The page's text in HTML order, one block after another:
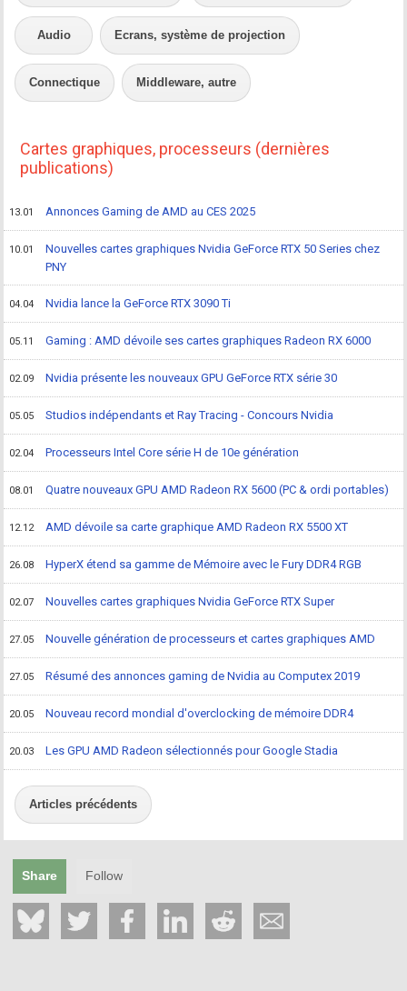
Audio Ecrans, système de projection
Connectique Middleware, autre
Cartes graphiques, processeurs (dernières
publications)
13.01 Annonces Gaming de AMD au CES 2025
10.01
Nouvelles cartes graphiques Nvidia GeForce RTX 50 Series chez
PNY
04.04 Nvidia lance la GeForce RTX 3090 Ti
05.11 Gaming : AMD dévoile ses cartes graphiques Radeon RX 6000
02.09 Nvidia présente les nouveaux GPU GeForce RTX série 30
05.05 Studios indépendants et Ray Tracing - Concours Nvidia
02.04 Processeurs Intel Core série H de 10e génération
08.01 Quatre nouveaux GPU AMD Radeon RX 5600 (PC & ordi portables)
12.12 AMD dévoile sa carte graphique AMD Radeon RX 5500 XT
26.08 HyperX étend sa gamme de Mémoire avec le Fury DDR4 RGB
02.07 Nouvelles cartes graphiques Nvidia GeForce RTX Super
27.05 Nouvelle génération de processeurs et cartes graphiques AMD
27.05 Résumé des annonces gaming de Nvidia au Computex 2019
20.05 Nouveau record mondial d'overclocking de mémoire DDR4
20.03 Les GPU AMD Radeon sélectionnés pour Google Stadia
Articles précédents
Share Follow